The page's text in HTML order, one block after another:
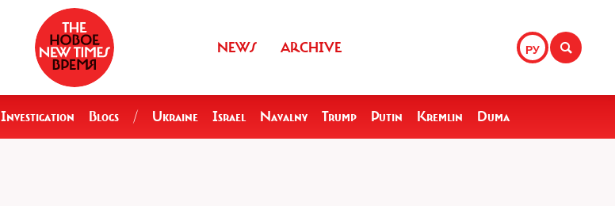
РУ
NEWS ARCHIVE
Investigation Blogs / Ukraine Israel Navalny Trump Putin Kremlin Duma